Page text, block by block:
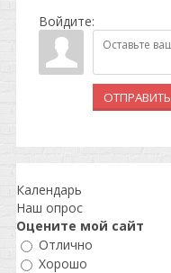
Войдите:
ОТПРАВИТЬ
Календарь
Наш опрос
Оцените мой сайт
Отлично
Хорошо